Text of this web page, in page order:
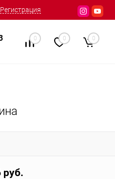
Регистрация
0 0 0
руб.